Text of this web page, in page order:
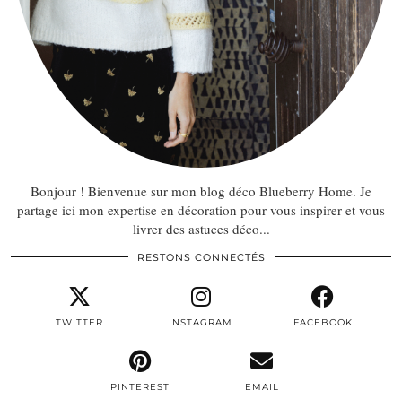
Bonjour ! Bienvenue sur mon blog déco Blueberry Home. Je
partage ici mon expertise en décoration pour vous inspirer et vous
livrer des astuces déco...
RESTONS CONNECTÉS
TWITTER INSTAGRAM FACEBOOK
PINTEREST EMAIL